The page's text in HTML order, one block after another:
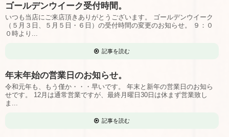
ゴールデンウイーク受付時間。
いつも当店にご来店頂きありがとうございます。 ゴールデンウイーク
（５月３日、５月５日・６日）の受付時間の変更のお知らせ。 ９：０
０時より...
記事を読む
年末年始の営業日のお知らせ。
令和元年も、もう僅か・・・早いです。 年末と新年の営業日のお知ら
せです。 12月は通常営業ですが、最終月曜日30日は休まず営業致し
ま...
記事を読む